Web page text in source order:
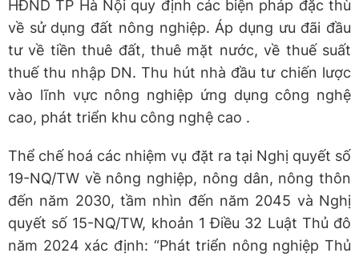
HĐND TP Hà Nội quy định các biện pháp đặc thù
về sử dụng đất nông nghiệp. Áp dụng ưu đãi đầu
tư về tiền thuê đất, thuê mặt nước, về thuế suất
thuế thu nhập DN. Thu hút nhà đầu tư chiến lược
vào lĩnh vực nông nghiệp ứng dụng công nghệ
cao, phát triển khu công nghệ cao .
Thể chế hoá các nhiệm vụ đặt ra tại Nghị quyết số
19-NQ/TW về nông nghiệp, nông dân, nông thôn
đến năm 2030, tầm nhìn đến năm 2045 và Nghị
quyết số 15-NQ/TW, khoản 1 Điều 32 Luật Thủ đô
năm 2024 xác định: “Phát triển nông nghiệp Thủ